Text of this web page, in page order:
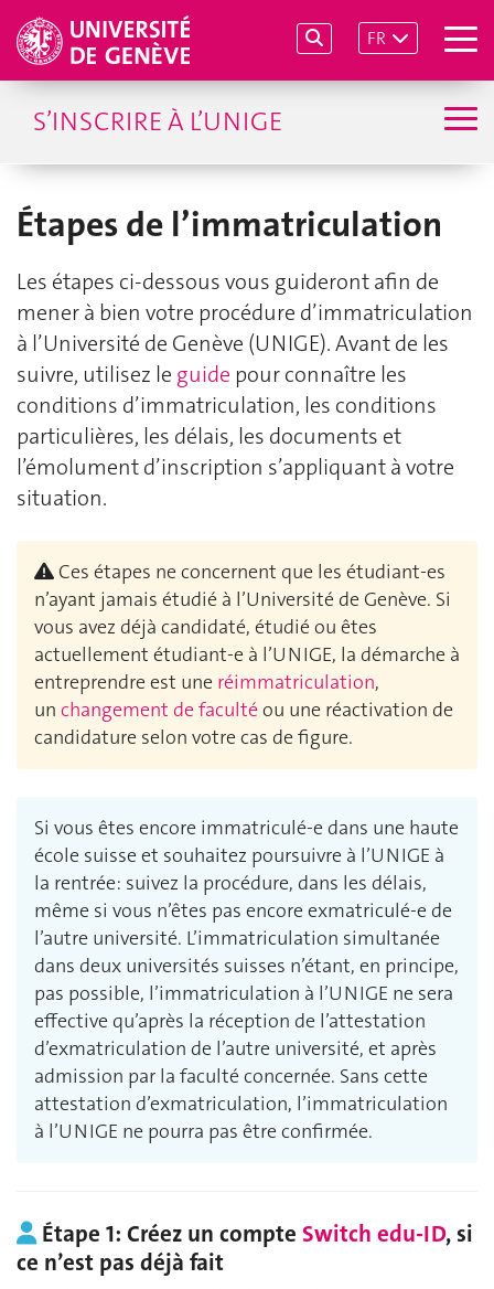
FR
S’INSCRIRE À L’UNIGE
Étapes de l’immatriculation
Les étapes ci-dessous vous guideront afin de
mener à bien votre procédure d’immatriculation
à l’Université de Genève (UNIGE). Avant de les
suivre, utilisez le guide pour connaître les
conditions d’immatriculation, les conditions
particulières, les délais, les documents et
l’émolument d’inscription s’appliquant à votre
situation.
Ces étapes ne concernent que les étudiant-es
n’ayant jamais étudié à l’Université de Genève. Si
vous avez déjà candidaté, étudié ou êtes
actuellement étudiant‑e à l’UNIGE, la démarche à
entreprendre est une réimmatriculation,
un changement de facultéou une réactivation de
candidature selon votre cas de figure.
Si vous êtes encore immatriculé‑e dans une haute
école suisse et souhaitez poursuivre à l’UNIGE à
la rentrée: suivez la procédure, dans les délais,
même si vous n’êtes pas encore exmatriculé‑e de
l’autre université. L’immatriculation simultanée
dans deux universités suisses n’étant, en principe,
pas possible, l’immatriculation à l’UNIGE ne sera
effective qu’après la réception de l’attestation
d’exmatriculation de l’autre université, et après
admission par la faculté concernée. Sans cette
attestation d’exmatriculation, l’immatriculation
à l’UNIGE ne pourra pas être confirmée.
Étape 1: Créez un compte Switch edu-ID, si
ce n’est pas déjà fait